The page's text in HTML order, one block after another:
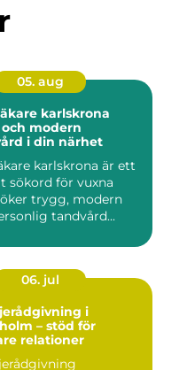
05. aug
karlskrona
modern
i din närhet
karlskrona är ett
sökord för vuxna
trygg, modern
tandvård...
06. jul
i
– stöd för
relationer